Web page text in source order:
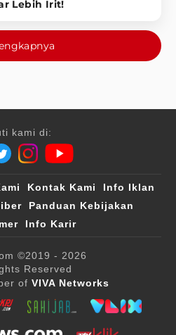
Lebih Irit!
kami di:
Kontak Kami
Info Iklan
Panduan Kebijakan
Info Karir
©2019 - 2026
Reserved
of VIVA Networks